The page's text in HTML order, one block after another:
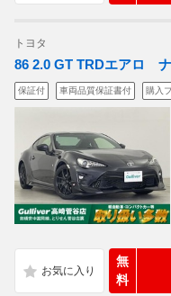
トヨタ
86 2.0 GT TRDエアロ
保証付 車両品質保証書付 購入
無
料